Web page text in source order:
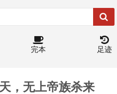
完本 足迹
，无上帝族杀来